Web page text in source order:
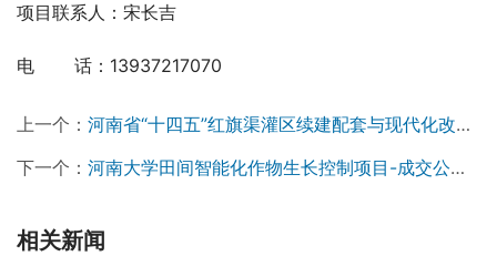
项目联系人：宋长吉
电　    话：13937217070
上一个： 河南省“十四五”红旗渠灌区续建配套与现代化改造项目2024年度工程施工七标招标公告
下一个： 河南大学田间智能化作物生长控制项目-成交公告￼
相关新闻